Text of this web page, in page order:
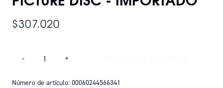
$307.020
- +
Número de artículo: 00060244566341